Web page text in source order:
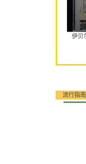
伊贝
流行指南